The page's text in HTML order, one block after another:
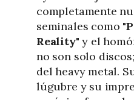
completamente
seminales como "
Reality" y el
no son solo
del heavy metal.
lúgubre y su